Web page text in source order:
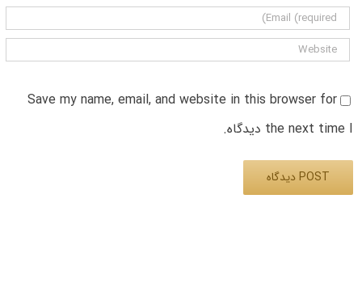
Save my name, email, and website in this browser for
the next time I دیدگاه.